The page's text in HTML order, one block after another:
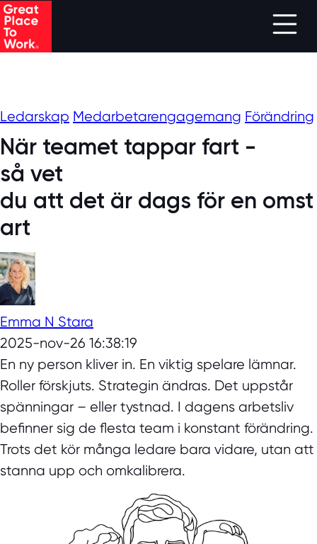
Skip to main content
Ledarskap Medarbetarengagemang Förändring
När teamet tappar fart -
så vet
du att det är dags för en omst
art
Emma N Stara
2025-nov-26 16:38:19
En ny person kliver in. En viktig spelare lämnar.
Roller förskjuts. Strategin ändras. Det uppstår
spänningar – eller tystnad. I dagens arbetsliv
befinner sig de flesta team i konstant förändring.
Trots det kör många ledare bara vidare, utan att
stanna upp och omkalibrera.